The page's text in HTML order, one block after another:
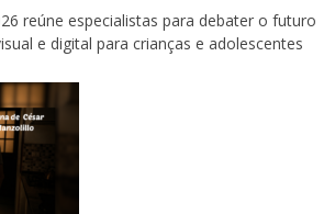
reúne especialistas para debater o futuro
e digital para crianças e adolescentes